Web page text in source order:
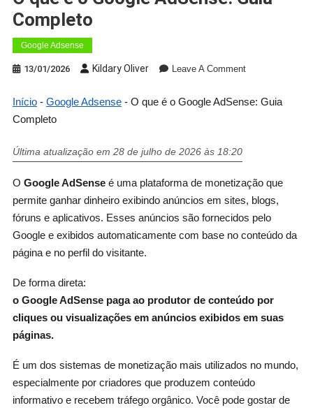
Completo
Google Adsense
13/01/2026 Kildary Oliver Leave A Comment
Início- Google Adsense- O que é o Google AdSense: Guia
Completo
Última atualização em 28 de julho de 2026 às 18:20
O Google AdSenseé uma plataforma de monetização que
permite ganhar dinheiro exibindo anúncios em sites, blogs,
fóruns e aplicativos. Esses anúncios são fornecidos pelo
Google e exibidos automaticamente com base no conteúdo da
página e no perfil do visitante.
De forma direta:
o Google AdSense paga ao produtor de conteúdo por
cliques ou visualizações em anúncios exibidos em suas
páginas.
É um dos sistemas de monetização mais utilizados no mundo,
especialmente por criadores que produzem conteúdo
informativo e recebem tráfego orgânico. Você pode gostar de